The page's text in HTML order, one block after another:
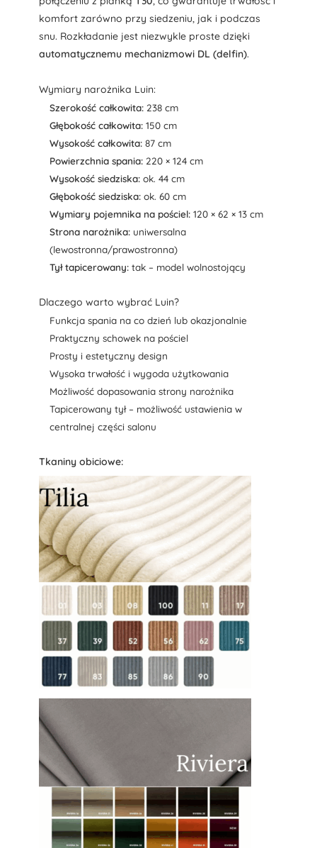
komfort zarówno przy siedzeniu, jak i podczas
snu. Rozkładanie jest niezwykle proste dzięki
automatycznemu mechanizmowi DL (delfin).
Wymiary narożnika Luin:
Szerokość całkowita:238 cm
Głębokość całkowita:150 cm
Wysokość całkowita:87 cm
Powierzchnia spania:220 × 124 cm
Wysokość siedziska:ok. 44 cm
Głębokość siedziska:ok. 60 cm
Wymiary pojemnika na pościel:120 × 62 × 13 cm
Strona narożnika:uniwersalna
(lewostronna/prawostronna)
Tył tapicerowany:tak – model wolnostojący
Dlaczego warto wybrać Luin?
Funkcja spania na co dzień lub okazjonalnie
Praktyczny schowek na pościel
Prosty i estetyczny design
Wysoka trwałość i wygoda użytkowania
Możliwość dopasowania strony narożnika
Tapicerowany tył – możliwość ustawienia w
centralnej części salonu
Tkaniny obiciowe: